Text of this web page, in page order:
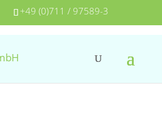
+49 (0)711 / 97589-3